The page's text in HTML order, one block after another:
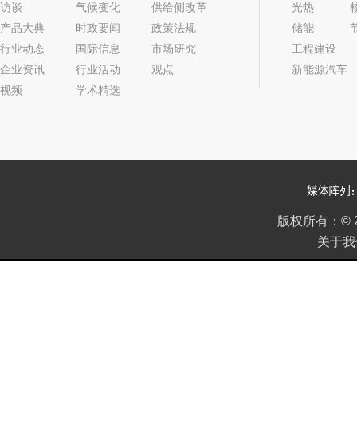
访谈
气候变化
供给侧改革
产品大典
时政要闻
政策法规
行业动态
国际信息
市场研究
企业资讯
行业活动
观点
视频
学术精选
光热
储能
工程建设
新能源汽车
版权所有： ©
关于